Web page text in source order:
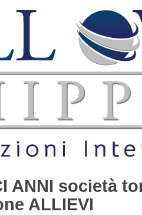
ANNI società
ALLIEVI